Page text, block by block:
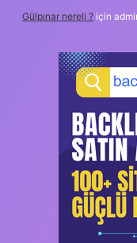
Gülpınar nereli ? için